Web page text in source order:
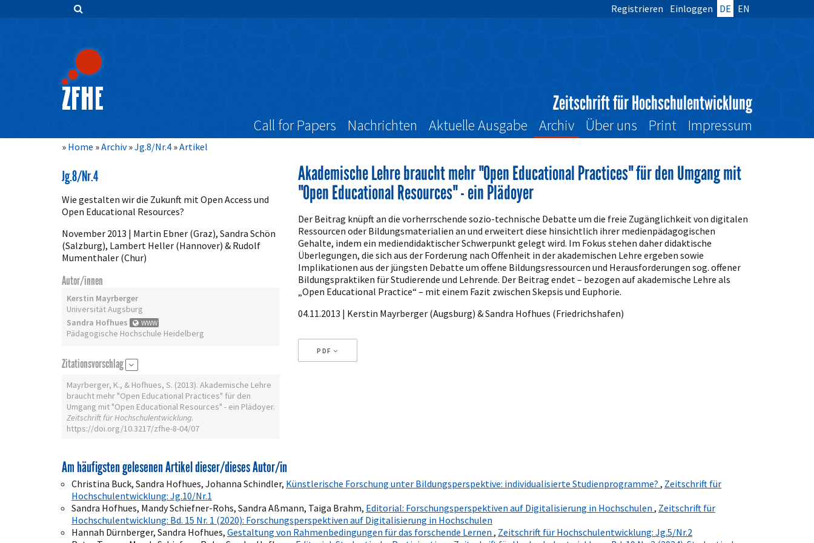
Zum
Hauptnavigation
Registrieren Einloggen DE EN
Zeitschrift für Hochschulentwicklung
Call for Papers Nachrichten Aktuelle Ausgabe Archiv Über uns Print Impressum
Home Archiv Jg.8/Nr.4 Artikel
Akademische Lehre braucht mehr "Open Educational Practices" für den Umgang mit
"Open Educational Resources" - ein Plädoyer
Artikelinhalt
Der Beitrag knüpft an die vorherrschende sozio-technische Debatte um die freie Zugänglichkeit von digitalen
Ressourcen oder Bildungsmaterialien an und erweitert diese hinsichtlich ihrer medienpädagogischen
Gehalte, indem ein mediendidaktischer Schwerpunkt gelegt wird. Im Fokus stehen daher didaktische
Überlegungen, die sich aus der Forderung nach Offenheit in der akademischen Lehre ergeben sowie
Implikationen aus der jüngsten Debatte um offene Bildungsressourcen und Herausforderungen sog. offener
Bildungspraktiken für Studierende und Lehrende. Der Beitrag endet – bezogen auf akademische Lehre als
„Open Educational Practice“ – mit einem Fazit zwischen Skepsis und Euphorie.
04.11.2013 | Kerstin Mayrberger (Augsburg) & Sandra Hofhues (Friedrichshafen)
PDF
Jg.8/Nr.4
Wie gestalten wir die Zukunft mit Open Access und
Open Educational Resources?
November 2013 | Martin Ebner (Graz), Sandra Schön
(Salzburg), Lambert Heller (Hannover) & Rudolf
Mumenthaler (Chur)
Autor/innen
Kerstin Mayrberger
Universität Augsburg
Sandra Hofhues
WWW
Pädagogische Hochschule Heidelberg
Zitationsvorschlag
Mayrberger, K., & Hofhues, S. (2013). Akademische Lehre
braucht mehr "Open Educational Practices" für den
Umgang mit "Open Educational Resources" - ein Plädoyer.
Zeitschrift für Hochschulentwicklung.
https://doi.org/10.3217/zfhe-8-04/07
Am häufigsten gelesenen Artikel dieser/dieses Autor/in
Christina Buck, Sandra Hofhues, Johanna Schindler, Künstlerische Forschung unter Bildungsperspektive: individualisierte Studienprogramme? , Zeitschrift für
Hochschulentwicklung: Jg.10/Nr.1
Sandra Hofhues, Mandy Schiefner-Rohs, Sandra Aßmann, Taiga Brahm, Editorial: Forschungsperspektiven auf Digitalisierung in Hochschulen , Zeitschrift für
Hochschulentwicklung: Bd. 15 Nr. 1 (2020): Forschungsperspektiven auf Digitalisierung in Hochschulen
Hannah Dürnberger, Sandra Hofhues, Gestaltung von Rahmenbedingungen für das forschende Lernen , Zeitschrift für Hochschulentwicklung: Jg.5/Nr.2